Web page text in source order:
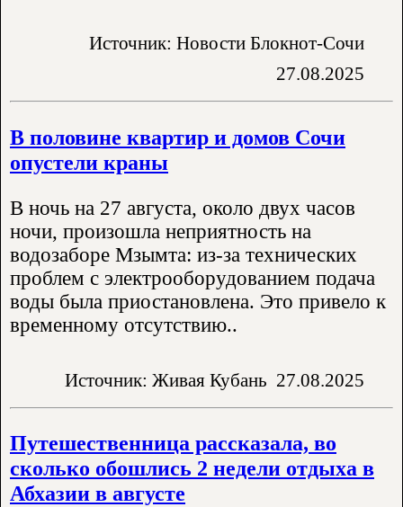
Источник: Новости Блокнот-Сочи
27.08.2025
В половине квартир и домов Сочи
опустели краны
В ночь на 27 августа, около двух часов
ночи, произошла неприятность на
водозаборе Мзымта: из-за технических
проблем с электрооборудованием подача
воды была приостановлена. Это привело к
временному отсутствию..
Источник: Живая Кубань 27.08.2025
Путешественница рассказала, во
сколько обошлись 2 недели отдыха в
Абхазии в августе